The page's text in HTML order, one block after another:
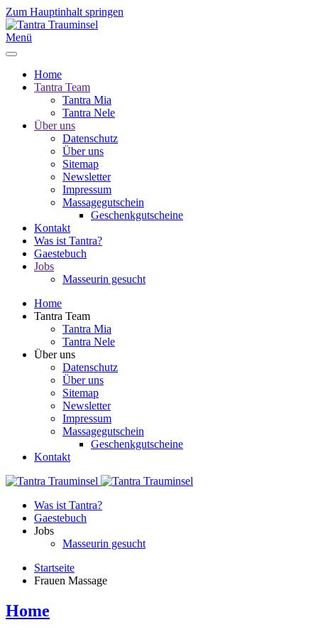
Zum Hauptinhalt springen
Menü
Home
Tantra Team
Tantra Mia
Tantra Nele
Über uns
Datenschutz
Über uns
Sitemap
Newsletter
Impressum
Massagegutschein
Geschenkgutscheine
Kontakt
Was ist Tantra?
Gaestebuch
Jobs
Masseurin gesucht
Home
Tantra Team
Tantra Mia
Tantra Nele
Über uns
Datenschutz
Über uns
Sitemap
Newsletter
Impressum
Massagegutschein
Geschenkgutscheine
Kontakt
Was ist Tantra?
Gaestebuch
Jobs
Masseurin gesucht
Startseite
Frauen Massage
Home